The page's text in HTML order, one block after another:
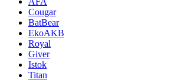
Cougar
BatBear
EkoAKB
Royal
Giver
Istok
Titan